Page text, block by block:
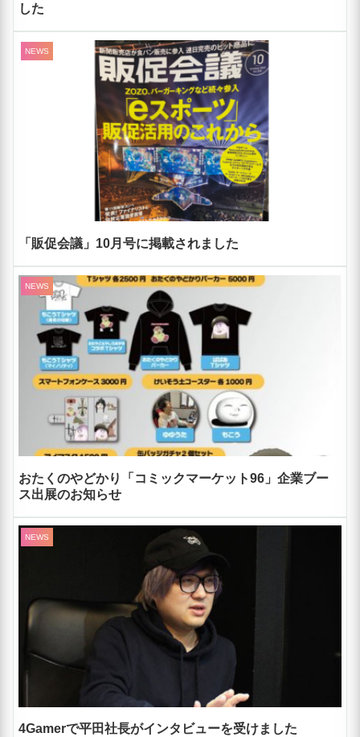
した
NEWS
「販促会議」10月号に掲載されました
NEWS
おたくのやどかり「コミックマーケット96」企業ブー
ス出展のお知らせ
NEWS
4Gamerで平田社長がインタビューを受けました